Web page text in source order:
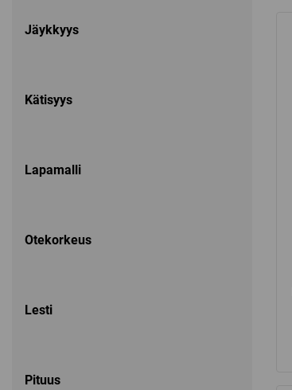
Jäykkyys
Kätisyys
Lapamalli
Otekorkeus
Lesti
Pituus